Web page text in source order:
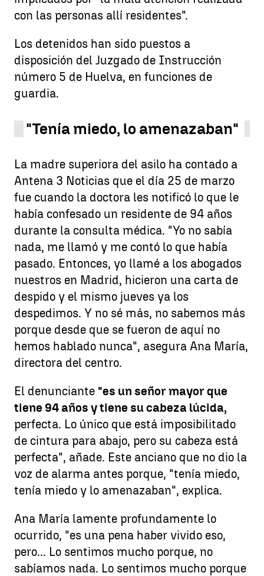
con las personas allí residentes".
Los detenidos han sido puestos a
disposición del Juzgado de Instrucción
número 5 de Huelva, en funciones de
guardia.
"Tenía miedo, lo amenazaban"
La madre superiora del asilo ha contado a
Antena 3 Noticias que el día 25 de marzo
fue cuando la doctora les notificó lo que le
había confesado un residente de 94 años
durante la consulta médica. "Yo no sabía
nada, me llamó y me contó lo que había
pasado. Entonces, yo llamé a los abogados
nuestros en Madrid, hicieron una carta de
despido y el mismo jueves ya los
despedimos. Y no sé más, no sabemos más
porque desde que se fueron de aquí no
hemos hablado nunca", asegura Ana María,
directora del centro.
El denunciante "es un señor mayor que
tiene 94 años y tiene su cabeza lúcida,
perfecta. Lo único que está imposibilitado
de cintura para abajo, pero su cabeza está
perfecta", añade. Este anciano que no dio la
voz de alarma antes porque, "tenía miedo,
tenía miedo y lo amenazaban", explica.
Ana María lamente profundamente lo
ocurrido, "es una pena haber vivido eso,
pero... Lo sentimos mucho porque, no
sabíamos nada. Lo sentimos mucho porque